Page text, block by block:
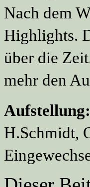
Nach dem
Highlights.
über die
mehr den
Aufstellung:
H.Schmidt,